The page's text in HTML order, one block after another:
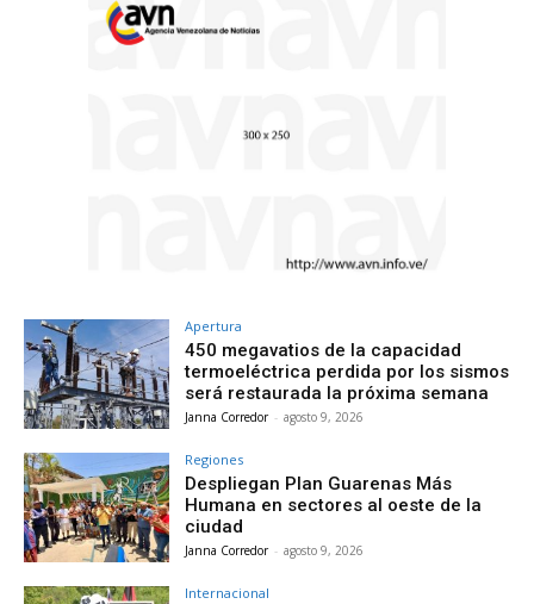
Apertura
450 megavatios de la capacidad
termoeléctrica perdida por los sismos
será restaurada la próxima semana
Janna Corredor - agosto 9, 2026
Regiones
Despliegan Plan Guarenas Más
Humana en sectores al oeste de la
ciudad
Janna Corredor - agosto 9, 2026
Internacional